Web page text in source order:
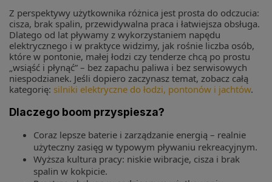
Z perspektywy użytkownika różnica jest prosta do odczucia:
cisza, brak spalin, przewidywalna praca i łatwiejsza obsługa.
Dlatego od lat pływamy z wykorzystaniem napędu
elektrycznego i w praktyce widzimy, jak rośnie liczba osób,
które w pontonie, małej łodzi czy tenderze chcą po prostu
„wsiąść i płynąć” – bez zapachu paliwa i bez serwisowych
niespodzianek. Jeśli dopiero zaczynasz temat, zobacz całą
kategorię: silniki elektryczne do łodzi, pontonów i jachtów.
Dlaczego boom przyspiesza?
Coraz lepsze baterie i zarządzanie energią – realnie
użyteczny zasięg w typowym pływaniu rekreacyjnym.
Wyższa kultura pracy: niskie wibracje, cisza i brak
spalin w kokpicie.